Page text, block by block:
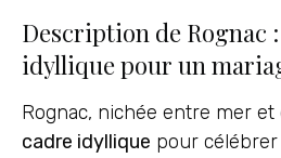
Description de Rognac
idyllique pour un
Rognac, nichée entre mer
cadre idyllique pour